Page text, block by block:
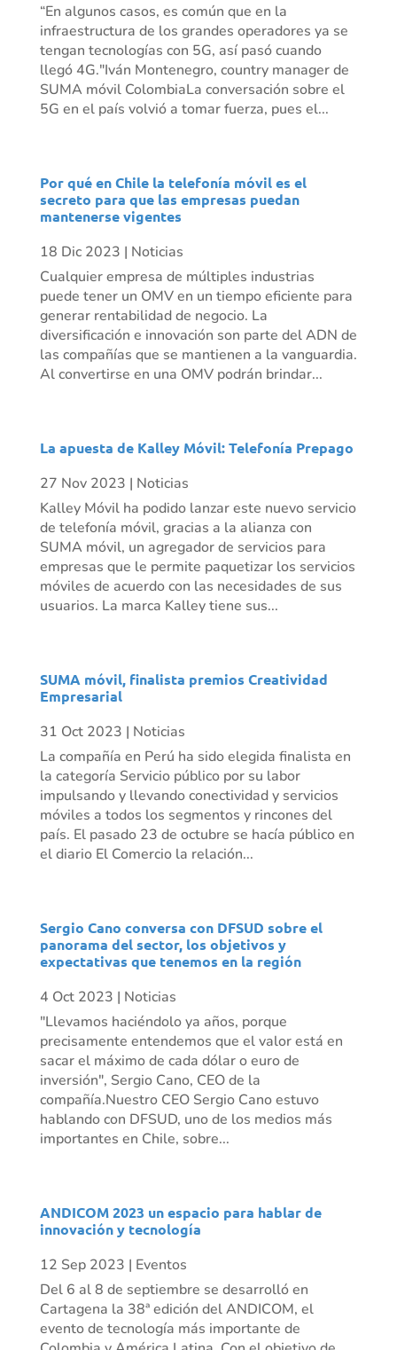
“En algunos casos, es común que en la
infraestructura de los grandes operadores ya se
tengan tecnologías con 5G, así pasó cuando
llegó 4G."Iván Montenegro, country manager de
SUMA móvil ColombiaLa conversación sobre el
5G en el país volvió a tomar fuerza, pues el...
Por qué en Chile la telefonía móvil es el
secreto para que las empresas puedan
mantenerse vigentes
18 Dic 2023 | Noticias
Cualquier empresa de múltiples industrias
puede tener un OMV en un tiempo eficiente para
generar rentabilidad de negocio. La
diversificación e innovación son parte del ADN de
las compañías que se mantienen a la vanguardia.
Al convertirse en una OMV podrán brindar...
La apuesta de Kalley Móvil: Telefonía Prepago
27 Nov 2023 | Noticias
Kalley Móvil ha podido lanzar este nuevo servicio
de telefonía móvil, gracias a la alianza con
SUMA móvil, un agregador de servicios para
empresas que le permite paquetizar los servicios
móviles de acuerdo con las necesidades de sus
usuarios. La marca Kalley tiene sus...
SUMA móvil, finalista premios Creatividad
Empresarial
31 Oct 2023 | Noticias
La compañía en Perú ha sido elegida finalista en
la categoría Servicio público por su labor
impulsando y llevando conectividad y servicios
móviles a todos los segmentos y rincones del
país. El pasado 23 de octubre se hacía público en
el diario El Comercio la relación...
Sergio Cano conversa con DFSUD sobre el
panorama del sector, los objetivos y
expectativas que tenemos en la región
4 Oct 2023 | Noticias
"Llevamos haciéndolo ya años, porque
precisamente entendemos que el valor está en
sacar el máximo de cada dólar o euro de
inversión", Sergio Cano, CEO de la
compañía.Nuestro CEO Sergio Cano estuvo
hablando con DFSUD, uno de los medios más
importantes en Chile, sobre...
ANDICOM 2023 un espacio para hablar de
innovación y tecnología
12 Sep 2023 | Eventos
Del 6 al 8 de septiembre se desarrolló en
Cartagena la 38ª edición del ANDICOM, el
evento de tecnología más importante de